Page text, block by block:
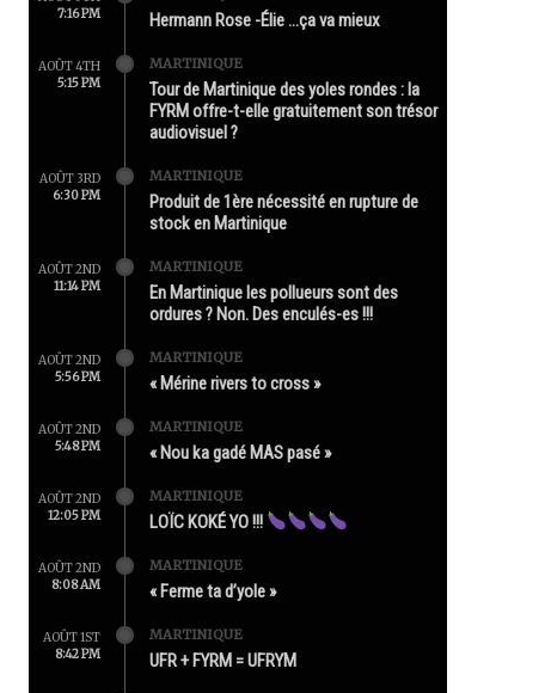
7:16 PM
Hermann Rose -Élie …ça va mieux
AOÛT 4TH
5:15 PM
MARTINIQUE
Tour de Martinique des yoles rondes : la
FYRM offre-t-elle gratuitement son trésor
audiovisuel ?
AOÛT 3RD
6:30 PM
MARTINIQUE
Produit de 1ère nécessité en rupture de
stock en Martinique
AOÛT 2ND
11:14 PM
MARTINIQUE
En Martinique les pollueurs sont des
ordures ? Non. Des enculés-es !!!
AOÛT 2ND
5:56 PM
MARTINIQUE
« Mérine rivers to cross »
AOÛT 2ND
5:48 PM
MARTINIQUE
« Nou ka gadé MAS pasé »
AOÛT 2ND
12:05 PM
MARTINIQUE
LOÏC KOKÉ YO !!!
AOÛT 2ND
8:08 AM
MARTINIQUE
« Ferme ta d’yole »
AOÛT 1ST
8:42 PM
MARTINIQUE
UFR + FYRM = UFRYM